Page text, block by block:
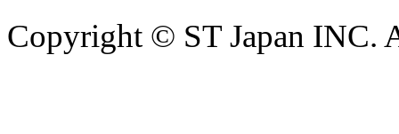
Copyright © ST Japan INC.